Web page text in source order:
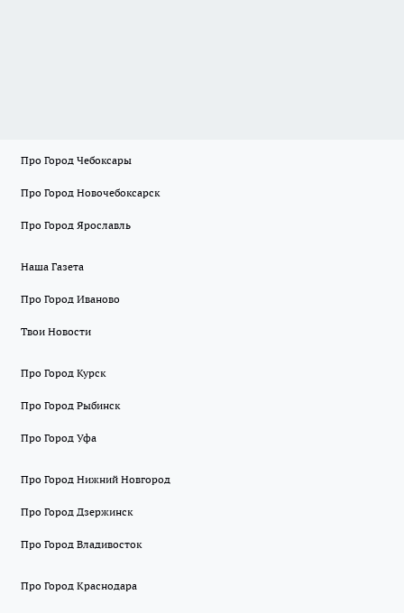
Про Город Чебоксары
Про Город Новочебоксарск
Про Город Ярославль
Наша Газета
Про Город Иваново
Твои Новости
Про Город Курск
Про Город Рыбинск
Про Город Уфа
Про Город Нижний Новгород
Про Город Дзержинск
Про Город Владивосток
Про Город Краснодара